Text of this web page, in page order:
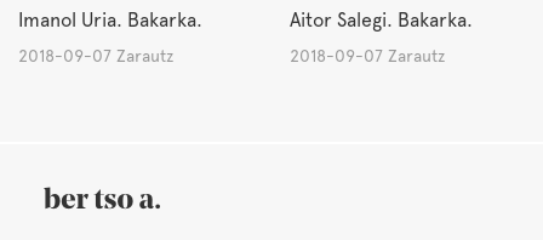
Imanol Uria. Bakarka.
2018-09-07 Zarautz
Aitor Salegi. Bakarka.
2018-09-07 Zarautz